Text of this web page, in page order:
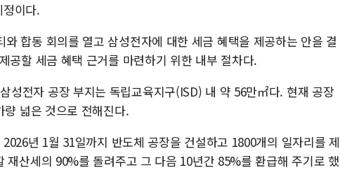
이다.
합동 회의를 열고 삼성전자에 대한 세금 혜택을 제공하는 안을 결
공할 세금 혜택 근거를 마련하기 위한 내부 절차다.
성전자 공장 부지는 독립교육지구(ISD) 내 약 56만㎡다. 현재 공장
넓은 것으로 전해진다.
년 1월 31일까지 반도체 공장을 건설하고 1800개의 일자리를 제
재산세의 90%를 돌려주고 그 다음 10년간 85%를 환급해 주기로 했